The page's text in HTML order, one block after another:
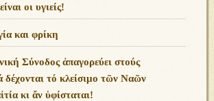
οι υγιείς!
και φρίκη
Σύνοδος ἀπαγορεύει στούς
δέχονται τό κλείσιμο τῶν Ναῶν
κι ἄν ὑφίσταται!